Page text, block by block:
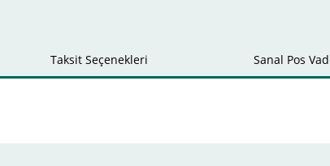
Taksit Seçenekleri Sanal Pos